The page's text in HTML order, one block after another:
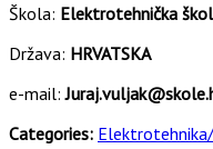
Škola: Elektrotehnička
Država: HRVATSKA
e-mail:
Categories: